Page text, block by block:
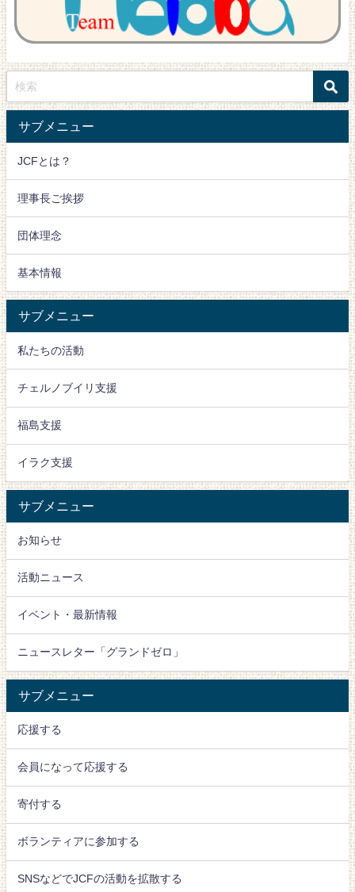
サブメニュー
JCFとは？
理事長ご挨拶
団体理念
基本情報
サブメニュー
私たちの活動
チェルノブイリ支援
福島支援
イラク支援
サブメニュー
お知らせ
活動ニュース
イベント・最新情報
ニュースレター「グランドゼロ」
サブメニュー
応援する
会員になって応援する
寄付する
ボランティアに参加する
SNSなどでJCFの活動を拡散する